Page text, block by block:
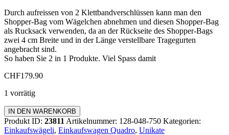
Durch aufreissen von 2 Klettbandverschlüssen kann man den
Shopper-Bag vom Wägelchen abnehmen und diesen Shopper-Bag
als Rucksack verwenden, da an der Rückseite des Shopper-Bags
zwei 4 cm Breite und in der Länge verstellbare Tragegurten
angebracht sind.
So haben Sie 2 in 1 Produkte. Viel Spass damit
CHF179.90
1 vorrätig
Einkaufswagen
Quadro
Menge
IN DEN WARENKORB
Produkt ID: 23811 Artikelnummer: 128-048-750 Kategorien:
Einkaufswägeli, Einkaufswagen Quadro, Unikate